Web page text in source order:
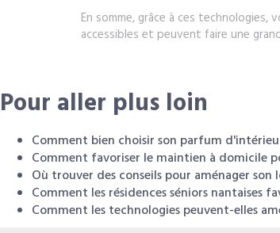
En somme, grâce à ces
accessibles et peuvent faire une
Pour aller plus loin
Comment bien choisir son parfum
Comment favoriser le maintien à domicile
Où trouver des conseils pour aménager
Comment les résidences séniors nantaises
Comment les technologies peuvent-elles